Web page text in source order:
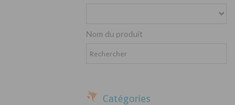
Nom du produit
Catégories